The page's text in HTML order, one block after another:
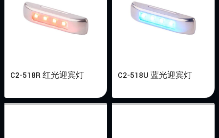
C2-518R 红光迎宾灯 C2-518U 蓝光迎宾灯